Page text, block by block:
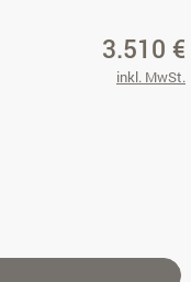
3.510 €
inkl. MwSt.